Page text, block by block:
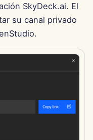
SkyDeck.ai. El
su canal privado